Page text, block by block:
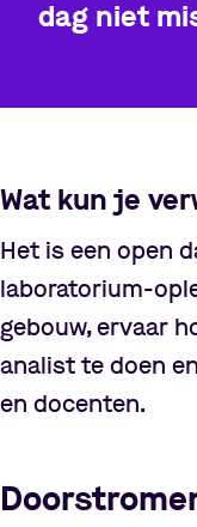
dag niet
Wat kun je
Het is een open
laboratorium-
gebouw, ervaar
analist te doen
en docenten.